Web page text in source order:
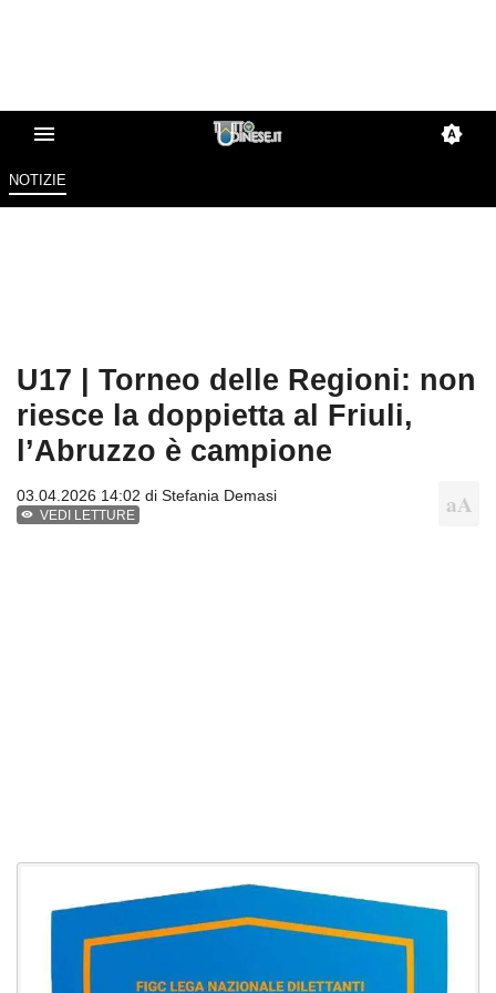
NOTIZIE
U17 | Torneo delle Regioni: non
riesce la doppietta al Friuli,
l’Abruzzo è campione
03.04.2026 14:02 di Stefania Demasi
VEDI LETTURE